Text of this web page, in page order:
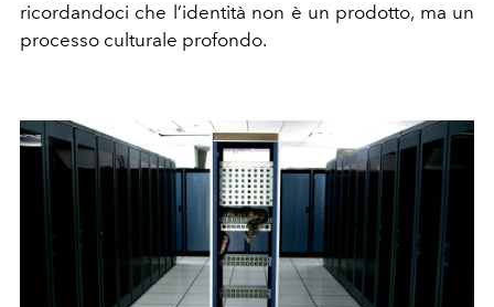
ricordandoci che l’identità non è un prodotto, ma un
processo culturale profondo.